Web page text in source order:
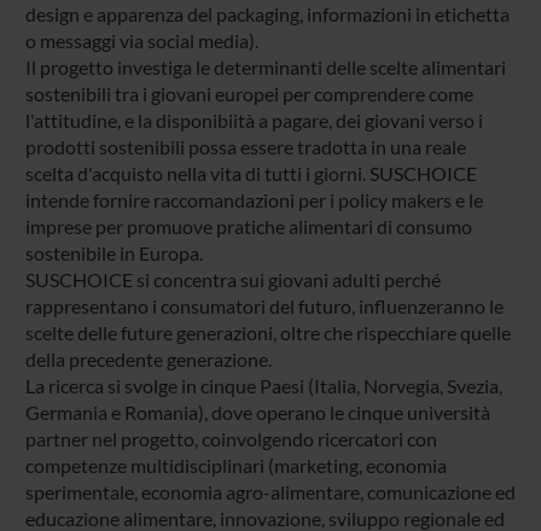
design e apparenza del packaging, informazioni in etichetta
o messaggi via social media).
Il progetto investiga le determinanti delle scelte alimentari
sostenibili tra i giovani europei per comprendere come
l'attitudine, e la disponibiità a pagare, dei giovani verso i
prodotti sostenibili possa essere tradotta in una reale
scelta d'acquisto nella vita di tutti i giorni. SUSCHOICE
intende fornire raccomandazioni per i policy makers e le
imprese per promuove pratiche alimentari di consumo
sostenibile in Europa.
SUSCHOICE si concentra sui giovani adulti perché
rappresentano i consumatori del futuro, influenzeranno le
scelte delle future generazioni, oltre che rispecchiare quelle
della precedente generazione.
La ricerca si svolge in cinque Paesi (Italia, Norvegia, Svezia,
Germania e Romania), dove operano le cinque università
partner nel progetto, coinvolgendo ricercatori con
competenze multidisciplinari (marketing, economia
sperimentale, economia agro-alimentare, comunicazione ed
educazione alimentare, innovazione, sviluppo regionale ed